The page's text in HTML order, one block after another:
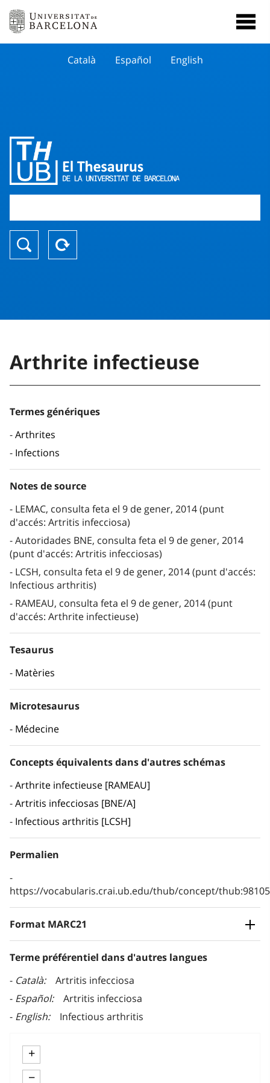
Català Español English
Arthrite infectieuse
Termes génériques
Arthrites
Infections
Notes de source
LEMAC, consulta feta el 9 de gener, 2014 (punt
d'accés: Artritis infecciosa)
Autoridades BNE, consulta feta el 9 de gener, 2014
(punt d'accés: Artritis infecciosas)
LCSH, consulta feta el 9 de gener, 2014 (punt d'accés:
Infectious arthritis)
RAMEAU, consulta feta el 9 de gener, 2014 (punt
d'accés: Arthrite infectieuse)
Tesaurus
Matèries
Microtesaurus
Médecine
Concepts équivalents dans d'autres schémas
Arthrite infectieuse [RAMEAU]
Artritis infecciosas [BNE/A]
Infectious arthritis [LCSH]
Permalien
https://vocabularis.crai.ub.edu/thub/concept/
Format MARC21
Terme préférentiel dans d'autres langues
Català
Artritis infecciosa
Español
Artritis infecciosa
English
Infectious arthritis
+
−